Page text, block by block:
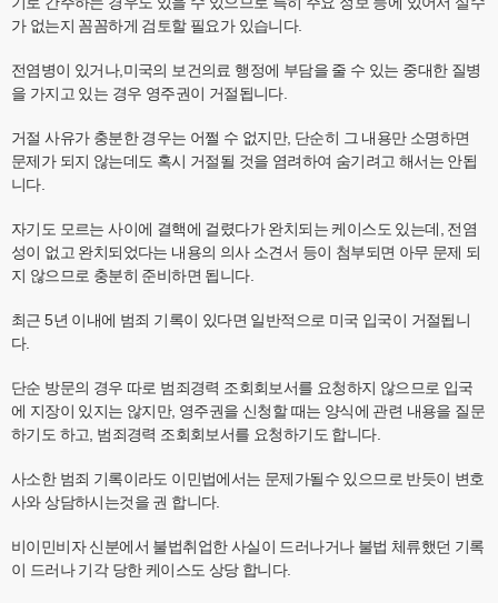
가 없는지 꼼꼼하게 검토할 필요가 있습니다.
전염병이 있거나,미국의 보건의료 행정에 부담을 줄 수 있는 중대한 질병
을 가지고 있는 경우 영주권이 거절됩니다.
거절 사유가 충분한 경우는 어쩔 수 없지만, 단순히 그 내용만 소명하면
문제가 되지 않는데도 혹시 거절될 것을 염려하여 숨기려고 해서는 안됩
니다.
자기도 모르는 사이에 결핵에 걸렸다가 완치되는 케이스도 있는데, 전염
성이 없고 완치되었다는 내용의 의사 소견서 등이 첨부되면 아무 문제 되
지 않으므로 충분히 준비하면 됩니다.
최근 5년 이내에 범죄 기록이 있다면 일반적으로 미국 입국이 거절됩니
다.
단순 방문의 경우 따로 범죄경력 조회회보서를 요청하지 않으므로 입국
에 지장이 있지는 않지만, 영주권을 신청할 때는 양식에 관련 내용을 질문
하기도 하고, 범죄경력 조회회보서를 요청하기도 합니다.
사소한 범죄 기록이라도 이민법에서는 문제가될수 있으므로 반듯이 변호
사와 상담하시는것을 권 합니다.
비이민비자 신분에서 불법취업한 사실이 드러나거나 불법 체류했던 기록
이 드러나 기각 당한 케이스도 상당 합니다.